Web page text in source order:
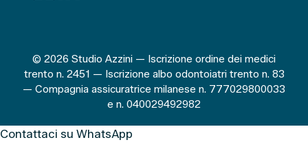
© 2026 Studio Azzini — Iscrizione ordine dei medici
trento n. 2451 — Iscrizione albo odontoiatri trento n. 83
— Compagnia assicuratrice milanese n. 777029800033
e n. 040029492982
Contattaci su WhatsApp